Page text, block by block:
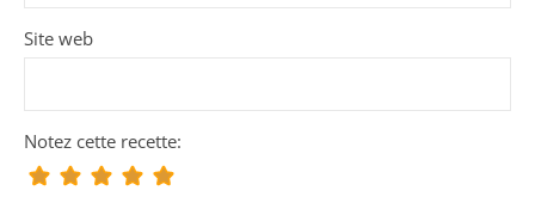
Site web
Notez cette recette: